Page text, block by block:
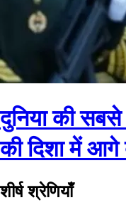
दुनिया की
की दिशा में आगे
शीर्ष श्रेणियाँ